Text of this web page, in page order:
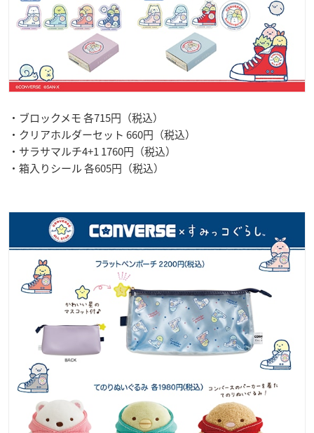
・ブロックメモ 各715円（税込）
・クリアホルダーセット 660円（税込）
・サラサマルチ4+1 1760円（税込）
・箱入りシール 各605円（税込）